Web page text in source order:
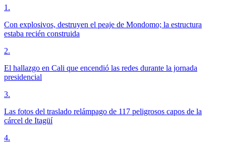
1 .
Con explosivos, destruyen el peaje de Mondomo; la estructura
estaba recién construida
2.
El hallazgo en Cali que encendió las redes durante la jornada
presidencial
3.
Las fotos del traslado relámpago de 117 peligrosos capos de la
cárcel de Itagüí
4.